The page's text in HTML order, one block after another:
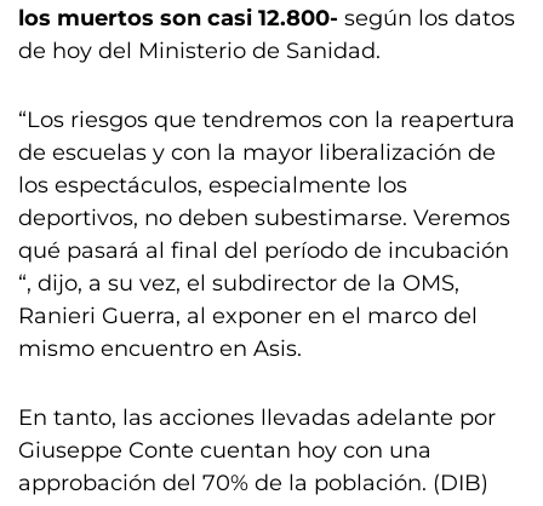
los muertos son casi 12.800- según los datos
de hoy del Ministerio de Sanidad.
“Los riesgos que tendremos con la reapertura
de escuelas y con la mayor liberalización de
los espectáculos, especialmente los
deportivos, no deben subestimarse. Veremos
qué pasará al final del período de incubación
“, dijo, a su vez, el subdirector de la OMS,
Ranieri Guerra, al exponer en el marco del
mismo encuentro en Asis.
En tanto, las acciones llevadas adelante por
Giuseppe Conte cuentan hoy con una
approbación del 70% de la población. (DIB)